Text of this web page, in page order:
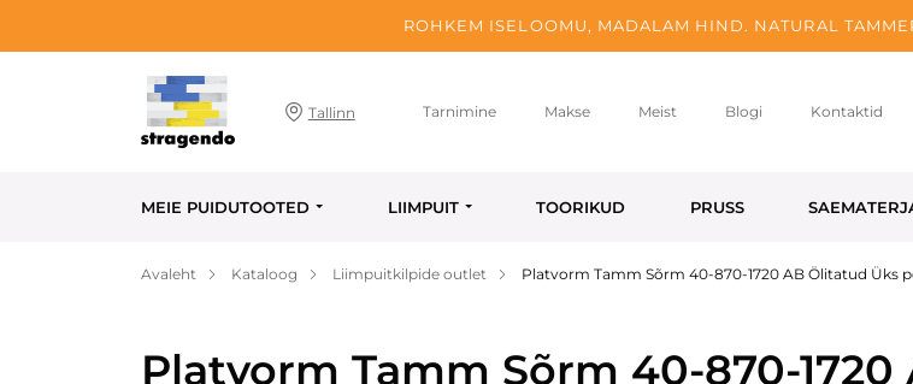
ROHKEM ISELOOMU, MADALAM HIND. NATURAL
Tallinn Tarnimine Makse Meist Blogi Kontaktid
MEIE PUIDUTOOTED LIIMPUIT TOORIKUD PRUSS
Avaleht Kataloog Liimpuitkilpide outlet Platvorm Tamm Sõrm 40-870-1720 AB Ölitatud Üks
Platvorm Tamm Sõrm 40-870-